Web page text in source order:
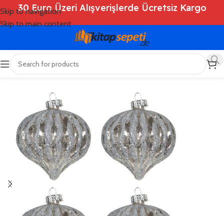
Skip to navigation
Skip to main content
30 Euro Üzeri Alışverişlerde Ücretsiz Kargo
Ana Sayfa Shop